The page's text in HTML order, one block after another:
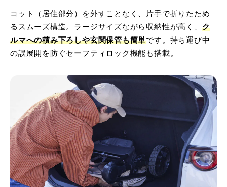
コット（居住部分）を外すことなく、片手で折りたため
るスムーズ構造。ラージサイズながら収納性が高く、 ク
ルマへの積み下ろしや玄関保管も簡単です。持ち運び中
の誤展開を防ぐセーフティロック機能も搭載。